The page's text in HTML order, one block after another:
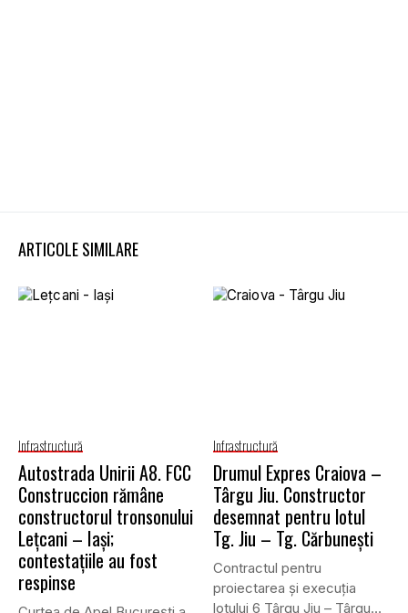
ARTICOLE SIMILARE
Infrastructură
Autostrada Unirii A8. FCC
Construccion rămâne
constructorul tronsonului
Lețcani – Iași;
contestațiile au fost
respinse
Infrastructură
Drumul Expres Craiova –
Târgu Jiu. Constructor
desemnat pentru lotul
Tg. Jiu – Tg. Cărbunești
Contractul pentru
proiectarea și execuția
lotului 6 Târgu Jiu – Târgu